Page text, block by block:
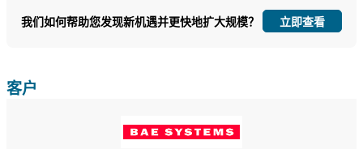
立即定制
我们如何帮助您发现新机遇并更快地扩大规模？ 立即查看
客户